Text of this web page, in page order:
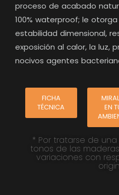
proceso de acabado
100% waterproof; le
estabilidad dimensional,
exposición al calor, la luz,
nocivos agentes
FICHA
TÉCNICA
EN
* Por tratarse de
tonos de las
variaciones con